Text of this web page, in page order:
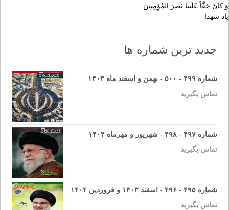
وَ کانَ حَقَّاً عَلَینا نَصرَ المُؤِمِنینَ
یاد شهدا
جدید ترین شماره ها
شماره ۴۹۹ - ۵۰۰ - بهمن و اسفند ماه ۱۴۰۴
تماس بگیرید
شماره ۴۹۷ - ۴۹۸ - شهریور و مهرماه ۱۴۰۴
تماس بگیرید
شماره ۴۹۵ - ۴۹۶ - اسفند ۱۴۰۳ و فروردین ۱۴۰۴
تماس بگیرید